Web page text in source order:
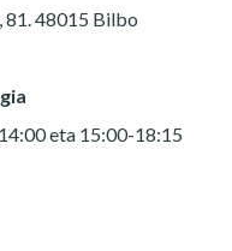
81. 48015 Bilbo
eta 15:00-18:15